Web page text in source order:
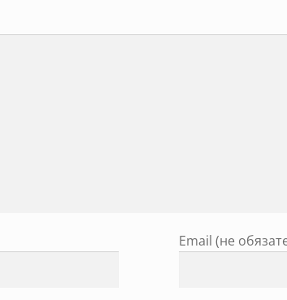
Email (не